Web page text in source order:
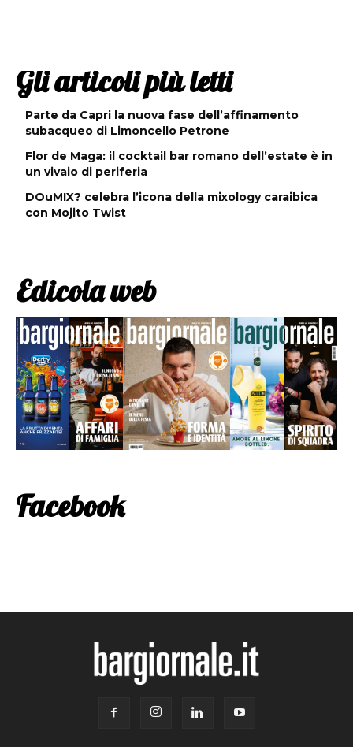
Gli articoli più letti
Parte da Capri la nuova fase dell’affinamento
subacqueo di Limoncello Petrone
Flor de Maga: il cocktail bar romano dell’estate è in
un vivaio di periferia
DOuMIX? celebra l’icona della mixology caraibica
con Mojito Twist
Edicola web
Facebook